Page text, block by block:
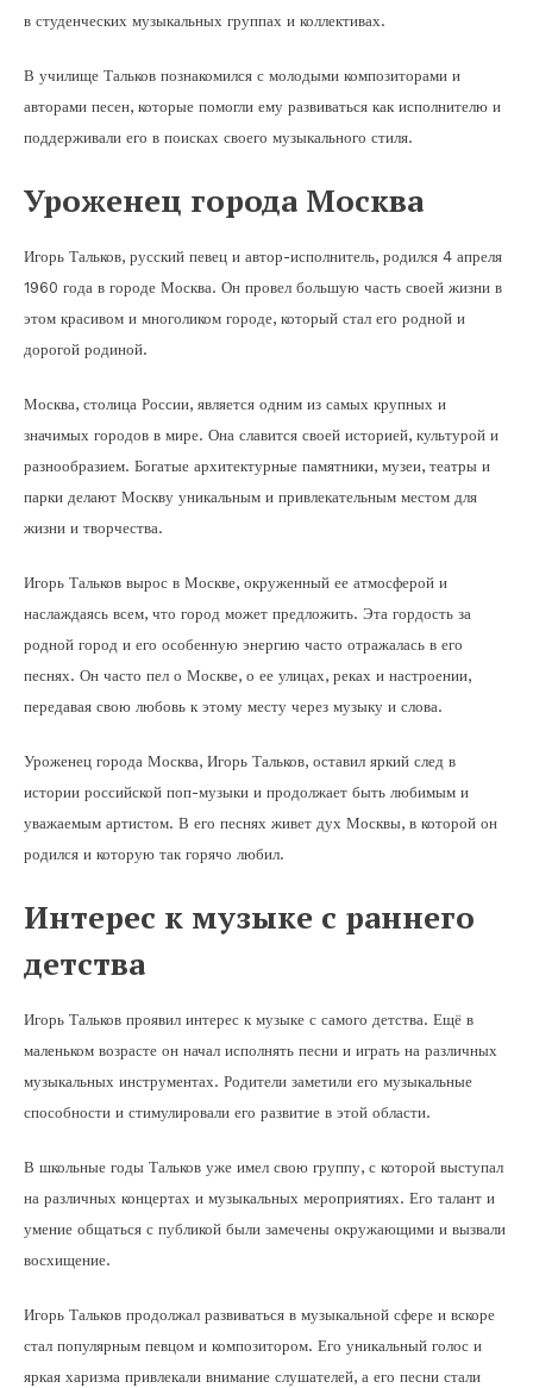
в студенческих музыкальных группах и коллективах.
В училище Тальков познакомился с молодыми композиторами и
авторами песен, которые помогли ему развиваться как исполнителю и
поддерживали его в поисках своего музыкального стиля.
Уроженец города Москва
Игорь Тальков, русский певец и автор-исполнитель, родился 4 апреля
1960 года в городе Москва. Он провел большую часть своей жизни в
этом красивом и многоликом городе, который стал его родной и
дорогой родиной.
Москва, столица России, является одним из самых крупных и
значимых городов в мире. Она славится своей историей, культурой и
разнообразием. Богатые архитектурные памятники, музеи, театры и
парки делают Москву уникальным и привлекательным местом для
жизни и творчества.
Игорь Тальков вырос в Москве, окруженный ее атмосферой и
наслаждаясь всем, что город может предложить. Эта гордость за
родной город и его особенную энергию часто отражалась в его
песнях. Он часто пел о Москве, о ее улицах, реках и настроении,
передавая свою любовь к этому месту через музыку и слова.
Уроженец города Москва, Игорь Тальков, оставил яркий след в
истории российской поп-музыки и продолжает быть любимым и
уважаемым артистом. В его песнях живет дух Москвы, в которой он
родился и которую так горячо любил.
Интерес к музыке с раннего
детства
Игорь Тальков проявил интерес к музыке с самого детства. Ещё в
маленьком возрасте он начал исполнять песни и играть на различных
музыкальных инструментах. Родители заметили его музыкальные
способности и стимулировали его развитие в этой области.
В школьные годы Тальков уже имел свою группу, с которой выступал
на различных концертах и музыкальных мероприятиях. Его талант и
умение общаться с публикой были замечены окружающими и вызвали
восхищение.
Игорь Тальков продолжал развиваться в музыкальной сфере и вскоре
стал популярным певцом и композитором. Его уникальный голос и
яркая харизма привлекали внимание слушателей, а его песни стали